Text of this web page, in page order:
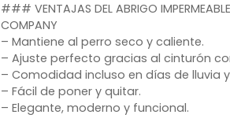
### VENTAJAS DEL ABRIGO
COMPANY
– Mantiene al perro seco y caliente.
– Ajuste perfecto gracias al cinturón
– Comodidad incluso en días de lluvia
– Fácil de poner y quitar.
– Elegante, moderno y funcional.